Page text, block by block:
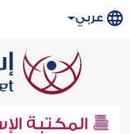
عربي
المكتبة